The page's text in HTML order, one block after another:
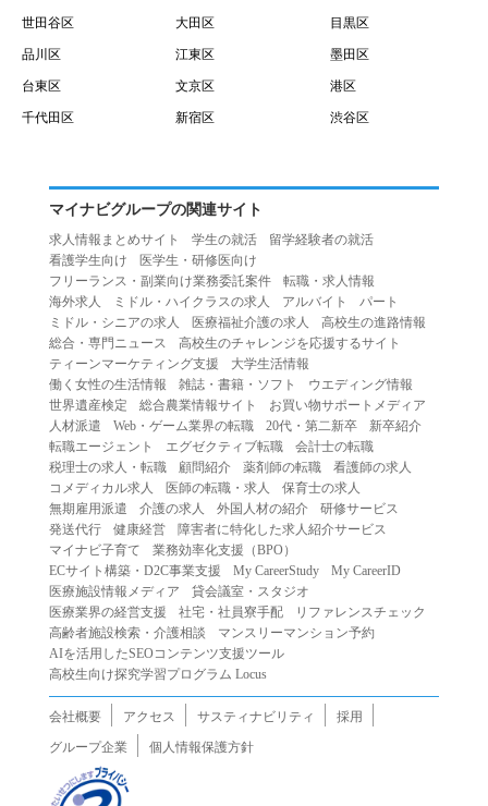
１２.「キャンセル」とは、賃貸借契約締結後から契約期間
開始日前までに、利用者が賃貸借契約を解除することを意
味します。
１３.「中途解約」とは、賃貸借契約期間の途中で、利用者
１.利用者は、本サービスを利用する上で次の各号に定める
とします。
（１）重複、虚偽の情報、または自己以外の情報を登録す
る行為
（２）第三者になりすまして本サービスを利用する行為
（３）当社または第三者の著作権等の知的財産権、プライ
バシー、その他の権利を侵害する行為
（４）当社または第三者を誹謗中傷する行為
（５）当社または第三者に不利益を与える行為
（６）営利を目的とした行為
（７）政治・選挙・宗教活動またはそれらに類する行為
（８）本サービスの運営を妨害する行為
（９）法令違反、犯罪行為、または公序良俗に反する行為
（１０）暴力的な要求行為、または法的な責任を超えた不
当な要求行為
（１１）その他当社が不適切であると判断する行為
２.当社は、前項の定めに該当する行為を行った利用者に対
の提供を停止または中断することができるものとします。
第５条（免責）
１.当社は、本サービスの利用（これらに伴う当社または第
三者の情報提供行為等を含みます）により、利用者に生じ
世田谷区 大田区 目黒区
品川区 江東区 墨田区
台東区 文京区 港区
千代田区 新宿区 渋谷区
マイナビグループの関連サイト
求人情報まとめサイト 学生の就活
留学経験者の就活
看護学生向け
医学生・研修医向け
フリーランス・副業向け業務委託案件
転職・求人情報
海外求人
ミドル・ハイクラスの求人 アルバイト
パート
ミドル・シニアの求人
医療福祉介護の求人
高校生の進路情報
総合・専門ニュース
高校生のチャレンジを応援するサイト
ティーンマーケティング支援
大学生活情報
働く女性の生活情報
雑誌・書籍・ソフト
ウエディング情報
世界遺産検定
総合農業情報サイト
お買い物サポートメディア
人材派遣
Web・ゲーム業界の転職 20代・第二新卒
新卒紹介
転職エージェント
エグゼクティブ転職
会計士の転職
税理士の求人・転職
顧問紹介 薬剤師の転職
看護師の求人
コメディカル求人
医師の転職・求人
保育士の求人
無期雇用派遣
介護の求人 外国人材の紹介
研修サービス
発送代行
健康経営
障害者に特化した求人紹介サービス
マイナビ子育て
業務効率化支援（BPO）
ECサイト構築・D2C事業支援
My CareerStudy
My CareerID
医療施設情報メディア
貸会議室・スタジオ
医療業界の経営支援
社宅・社員寮手配
リファレンスチェック
高齢者施設検索・介護相談
マンスリーマンション予約
AIを活用したSEOコンテンツ支援ツール
高校生向け探究学習プログラム Locus
会社概要 アクセス サスティナビリティ
採用
グループ企業
個人情報保護方針